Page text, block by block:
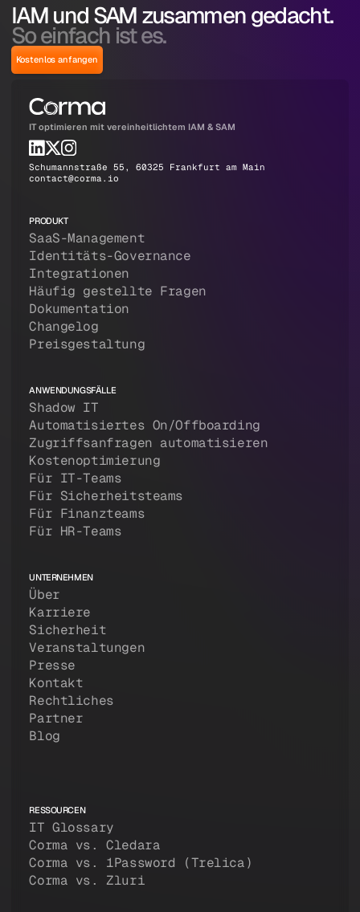
IAM und SAM zusammen gedacht.
So einfach ist es.
Kostenlos anfangen
IT optimieren mit vereinheitlichtem IAM & SAM
Schumannstraße 55, 60325 Frankfurt am Main
contact@corma.io
PRODUKT
SaaS-Management
Identitäts-Governance
Integrationen
Häufig gestellte Fragen
Dokumentation
Changelog
Preisgestaltung
ANWENDUNGSFÄLLE
Shadow IT
Automatisiertes On/Offboarding
Zugriffsanfragen automatisieren
Kostenoptimierung
Für IT-Teams
Für Sicherheitsteams
Für Finanzteams
Für HR-Teams
UNTERNEHMEN
Über
Karriere
Sicherheit
Veranstaltungen
Presse
Kontakt
Rechtliches
Partner
Blog
RESSOURCEN
IT Glossary
Corma vs. Cledara
Corma vs. 1Password (Trelica)
Corma vs. Zluri